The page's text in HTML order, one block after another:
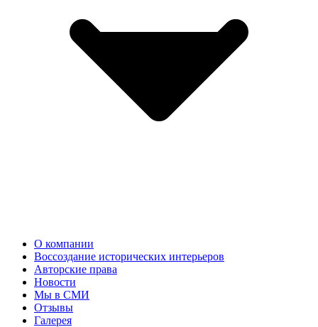
О компании
Воссоздание исторических интерьеров
Авторские права
Новости
Мы в СМИ
Отзывы
Галерея